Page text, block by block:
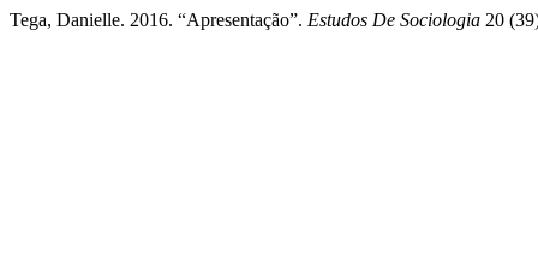
Tega, Danielle. 2016. “Apresentação”. Estudos De Sociologia 20